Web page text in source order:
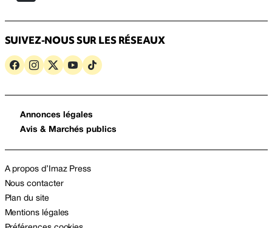
SUIVEZ-NOUS SUR LES RÉSEAUX
Annonces légales
Avis & Marchés publics
A propos d’Imaz Press
Nous contacter
Plan du site
Mentions légales